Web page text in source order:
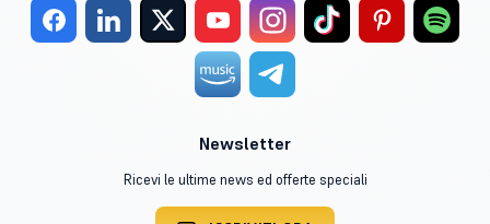
Newsletter
Ricevi le ultime news ed offerte speciali